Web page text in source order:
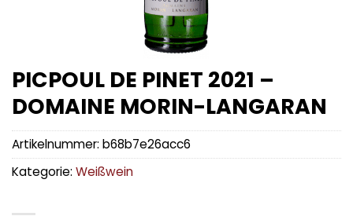
PICPOUL DE PINET 2021 –
DOMAINE MORIN-LANGARAN
Artikelnummer: b68b7e26acc6
Kategorie: Weißwein